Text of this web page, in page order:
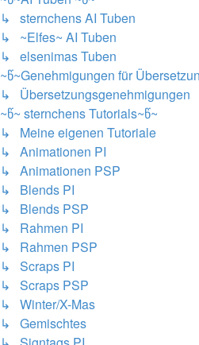
↳ sternchens AI Tuben
↳ ~Elfes~ AI Tuben
↳ elsenimas Tuben
~წ~Genehmigungen für
↳ Übersetzungsgenehmigungen
~წ~ sternchens Tutorials~წ~
↳ Meine eigenen Tutoriale
↳ Animationen PI
↳ Animationen PSP
↳ Blends PI
↳ Blends PSP
↳ Rahmen PI
↳ Rahmen PSP
↳ Scraps PI
↳ Scraps PSP
↳ Winter/X-Mas
↳ Gemischtes